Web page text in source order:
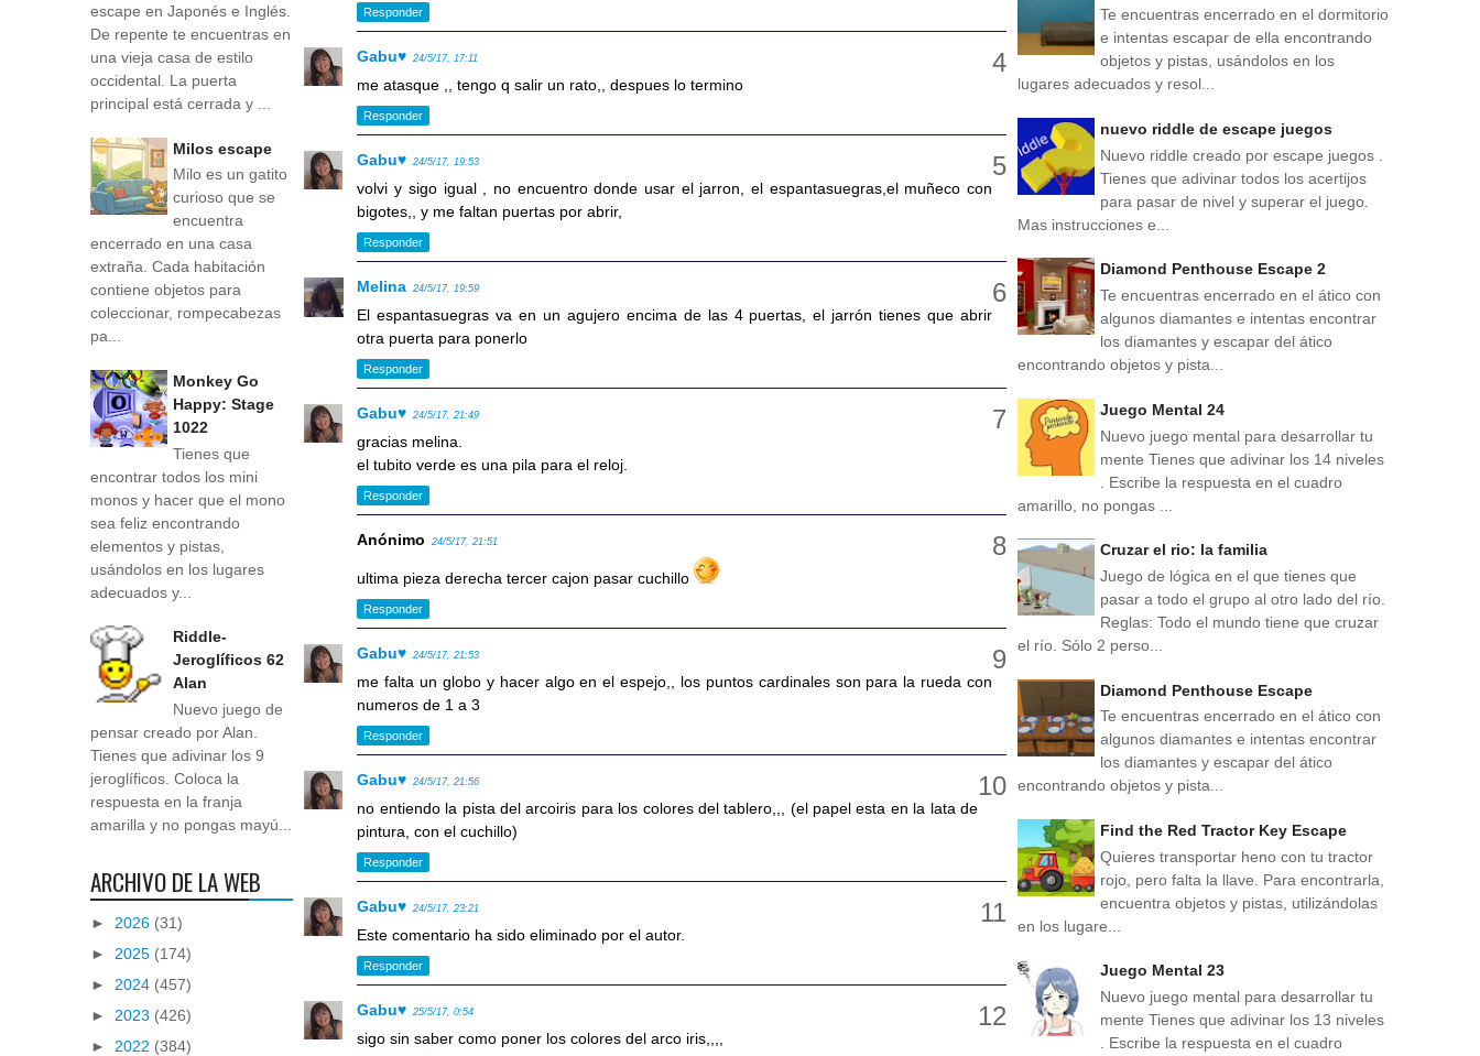
Responder
Gabu♥ 24/5/17, 17:11
me atasque ,, tengo q salir un rato,, despues lo termino
Responder
Gabu♥ 24/5/17, 19:53
volvi y sigo igual , no encuentro donde usar el jarron, el espantasuegras,el muñeco con
bigotes,, y me faltan puertas por abrir,
Responder
Melina 24/5/17, 19:59
El espantasuegras va en un agujero encima de las 4 puertas, el jarrón tienes que abrir
otra puerta para ponerlo
Responder
Gabu♥ 24/5/17, 21:49
gracias melina.
el tubito verde es una pila para el reloj.
Responder
Anónimo 24/5/17, 21:51
ultima pieza derecha tercer cajon pasar cuchillo
Responder
Gabu♥ 24/5/17, 21:53
me falta un globo y hacer algo en el espejo,, los puntos cardinales son para la rueda con
numeros de 1 a 3
Responder
Gabu♥ 24/5/17, 21:56
no entiendo la pista del arcoiris para los colores del tablero,,, (el papel esta en la lata de
pintura, con el cuchillo)
Responder
Gabu♥ 24/5/17, 23:21
Este comentario ha sido eliminado por el autor.
Responder
Gabu♥ 25/5/17, 0:54
sigo sin saber como poner los colores del arco iris,,,,
escape en Japonés e Inglés.
De repente te encuentras en
una vieja casa de estilo
occidental. La puerta
principal está cerrada y ...
Milos escape
Milo es un gatito
curioso que se
encuentra
encerrado en una casa
extraña. Cada habitación
contiene objetos para
coleccionar, rompecabezas
pa...
Monkey Go
Happy: Stage
1022
Tienes que
encontrar todos los mini
monos y hacer que el mono
sea feliz encontrando
elementos y pistas,
usándolos en los lugares
adecuados y...
Riddle-
Jeroglíficos 62
Alan
Nuevo juego de
pensar creado por Alan.
Tienes que adivinar los 9
jeroglíficos. Coloca la
respuesta en la franja
amarilla y no pongas mayú...
ARCHIVO DE LA WEB
► 2026 (31)
► 2025 (174)
► 2024 (457)
► 2023 (426)
► 2022 (384)
Te encuentras encerrado en el dormitorio
e intentas escapar de ella encontrando
objetos y pistas, usándolos en los
lugares adecuados y resol...
nuevo riddle de escape juegos
Nuevo riddle creado por escape juegos .
Tienes que adivinar todos los acertijos
para pasar de nivel y superar el juego.
Mas instrucciones e...
Diamond Penthouse Escape 2
Te encuentras encerrado en el ático con
algunos diamantes e intentas encontrar
los diamantes y escapar del ático
encontrando objetos y pista...
Juego Mental 24
Nuevo juego mental para desarrollar tu
mente Tienes que adivinar los 14 niveles
. Escribe la respuesta en el cuadro
amarillo, no pongas ...
Cruzar el rio: la familia
Juego de lógica en el que tienes que
pasar a todo el grupo al otro lado del río.
Reglas: Todo el mundo tiene que cruzar
el río. Sólo 2 perso...
Diamond Penthouse Escape
Te encuentras encerrado en el ático con
algunos diamantes e intentas encontrar
los diamantes y escapar del ático
encontrando objetos y pista...
Find the Red Tractor Key Escape
Quieres transportar heno con tu tractor
rojo, pero falta la llave. Para encontrarla,
encuentra objetos y pistas, utilizándolas
en los lugare...
Juego Mental 23
Nuevo juego mental para desarrollar tu
mente Tienes que adivinar los 13 niveles
. Escribe la respuesta en el cuadro